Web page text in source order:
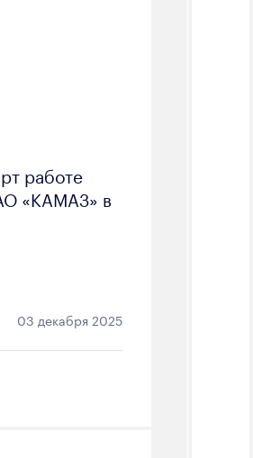
работе
«КАМАЗ» в
03 декабря 2025